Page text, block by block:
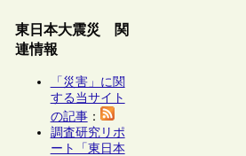
東日本大震災 関
連情報
「災害」に関
する当サイト
の記事：
調査研究リポ
ート「東日本